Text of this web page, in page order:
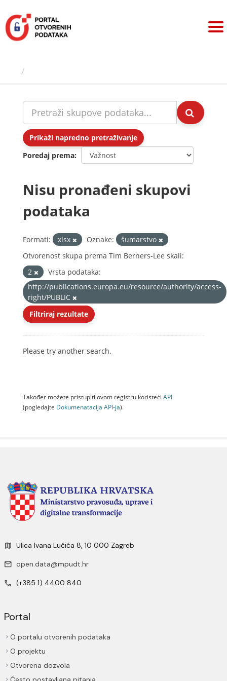
sadržaj
Prikaži napredno pretraživanje
Poredaj prema
Nisu pronađeni skupovi
podataka
Formati: xlsx Oznake:
šumarstvo
Otvorenost skupa prema Tim Berners-Lee skali:
2
Vrsta podataka:
http://publications.europa.eu/resource/authority/access-
right/PUBLIC
Filtriraj rezultate
Please try another search.
Također možete pristupiti ovom registru koristeći API
(pogledajte Dokumenаtаcijа API-jа).